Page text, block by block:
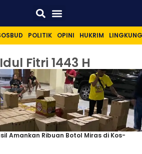
POLITIK OPINI HUKRIM
Fitri 1443 H
Amankan Ribuan Botol Miras di Kos-